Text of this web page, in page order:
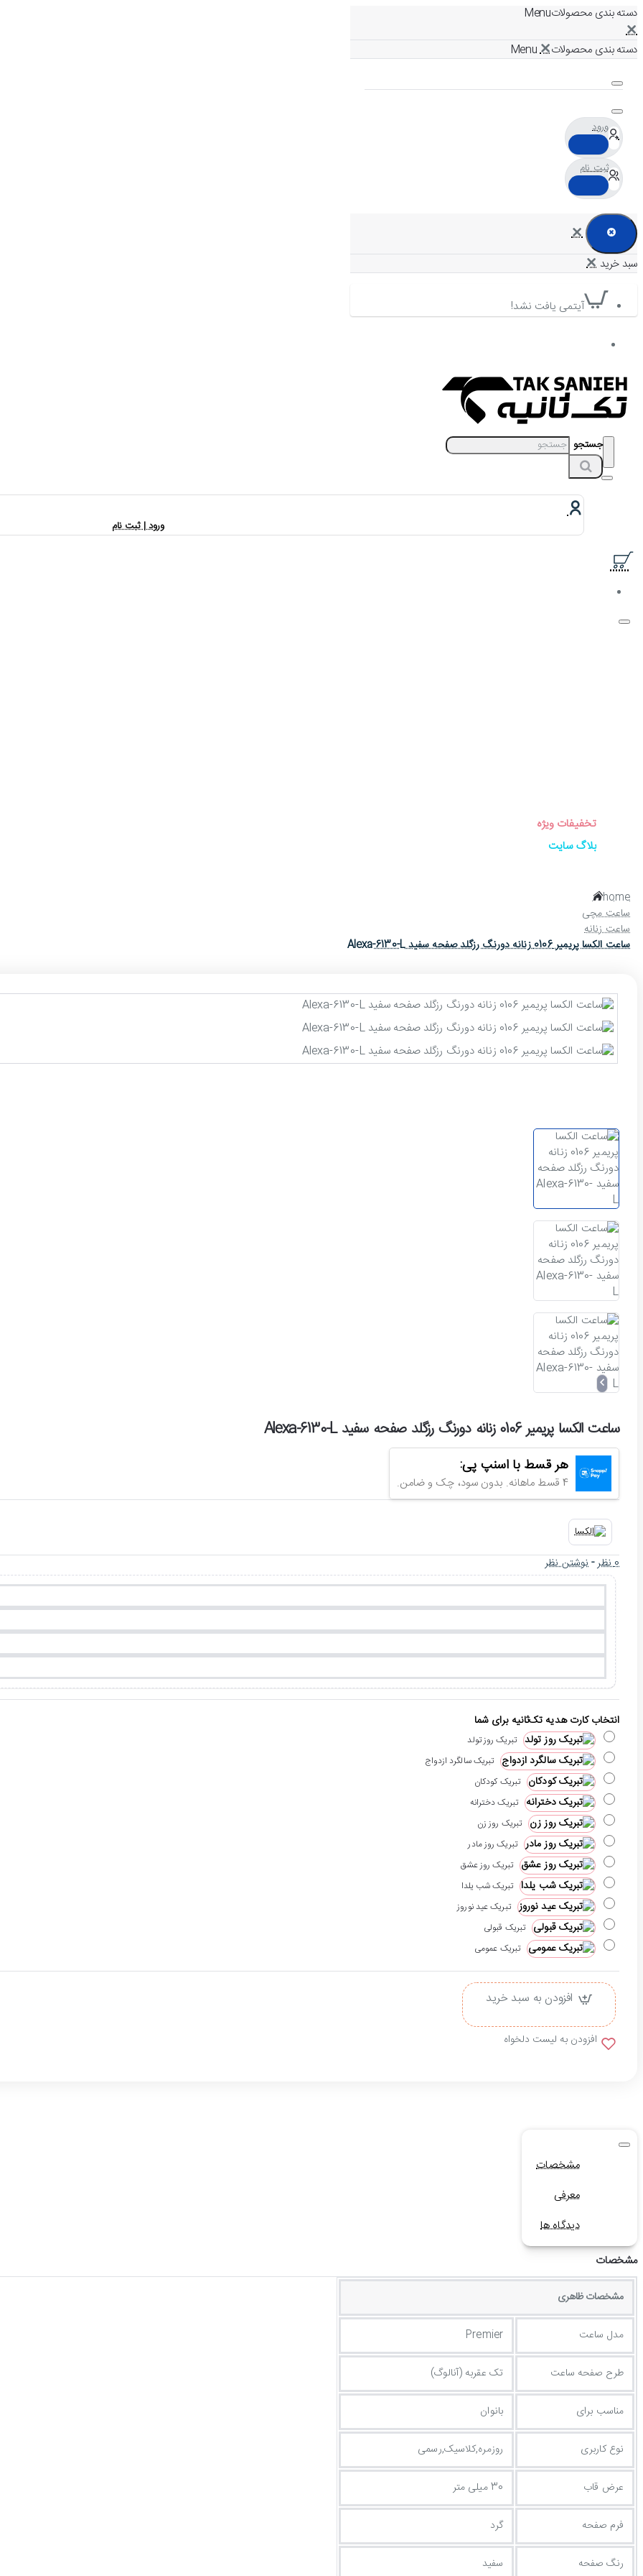
دسته بندی محصولات
دسته بندی محصولات
ورود
ثبت نام
آیتمی یافت نشد!
جستجو
ورود | ثبت نام
تخفیفات ویژه
بلاگ سایت
home
ساعت مچی
ساعت زنانه
ساعت الکسا پریمیر 0106 زنانه دورنگ رزگلد صفحه سفید Alexa-6130-L
ساعت الکسا پریمیر 0106 زنانه دورنگ رزگلد صفحه سفید Alexa-6130-L
هر قسط با اسنپ پی:
4 قسط ماهانه. بدون سود، چک و ضامن.
0 نظر -نوشتن نظر
انتخاب کارت هدیه تک‌ثانیه برای شما
تبریک روز تولد
تبریک سالگرد ازدواج
تبریک کودکان
تبریک دخترانه
تبریک روز زن
تبریک روز مادر
تبریک روز عشق
تبریک شب یلدا
تبریک عید نوروز
تبریک قبولی
تبریک عمومی
افزودن به سبد خرید
افزودن به لیست دلخواه
مشخصات
معرفی
دیدگاه ها
مشخصات
مشخصات ظاهری
مدل ساعت Premier
طرح صفحه ساعت تک عقربه (آنالوگ)
مناسب برای بانوان
نوع کاربری روزمره,کلاسیک,رسمی
عرض قاب 30 میلی متر
فرم صفحه گرد
رنگ صفحه سفید